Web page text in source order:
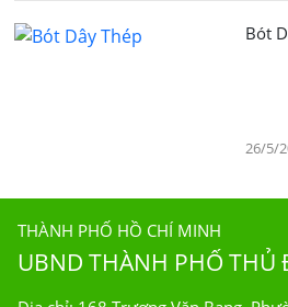
Bót
26/5/
THÀNH PHỐ HỒ CHÍ MINH
UBND THÀNH PHỐ THỦ